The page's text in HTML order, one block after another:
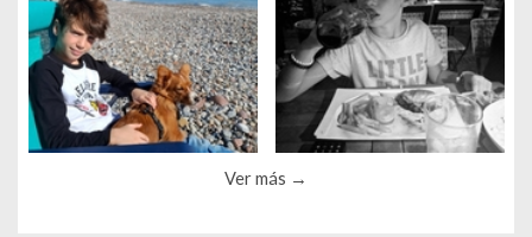
Ver más